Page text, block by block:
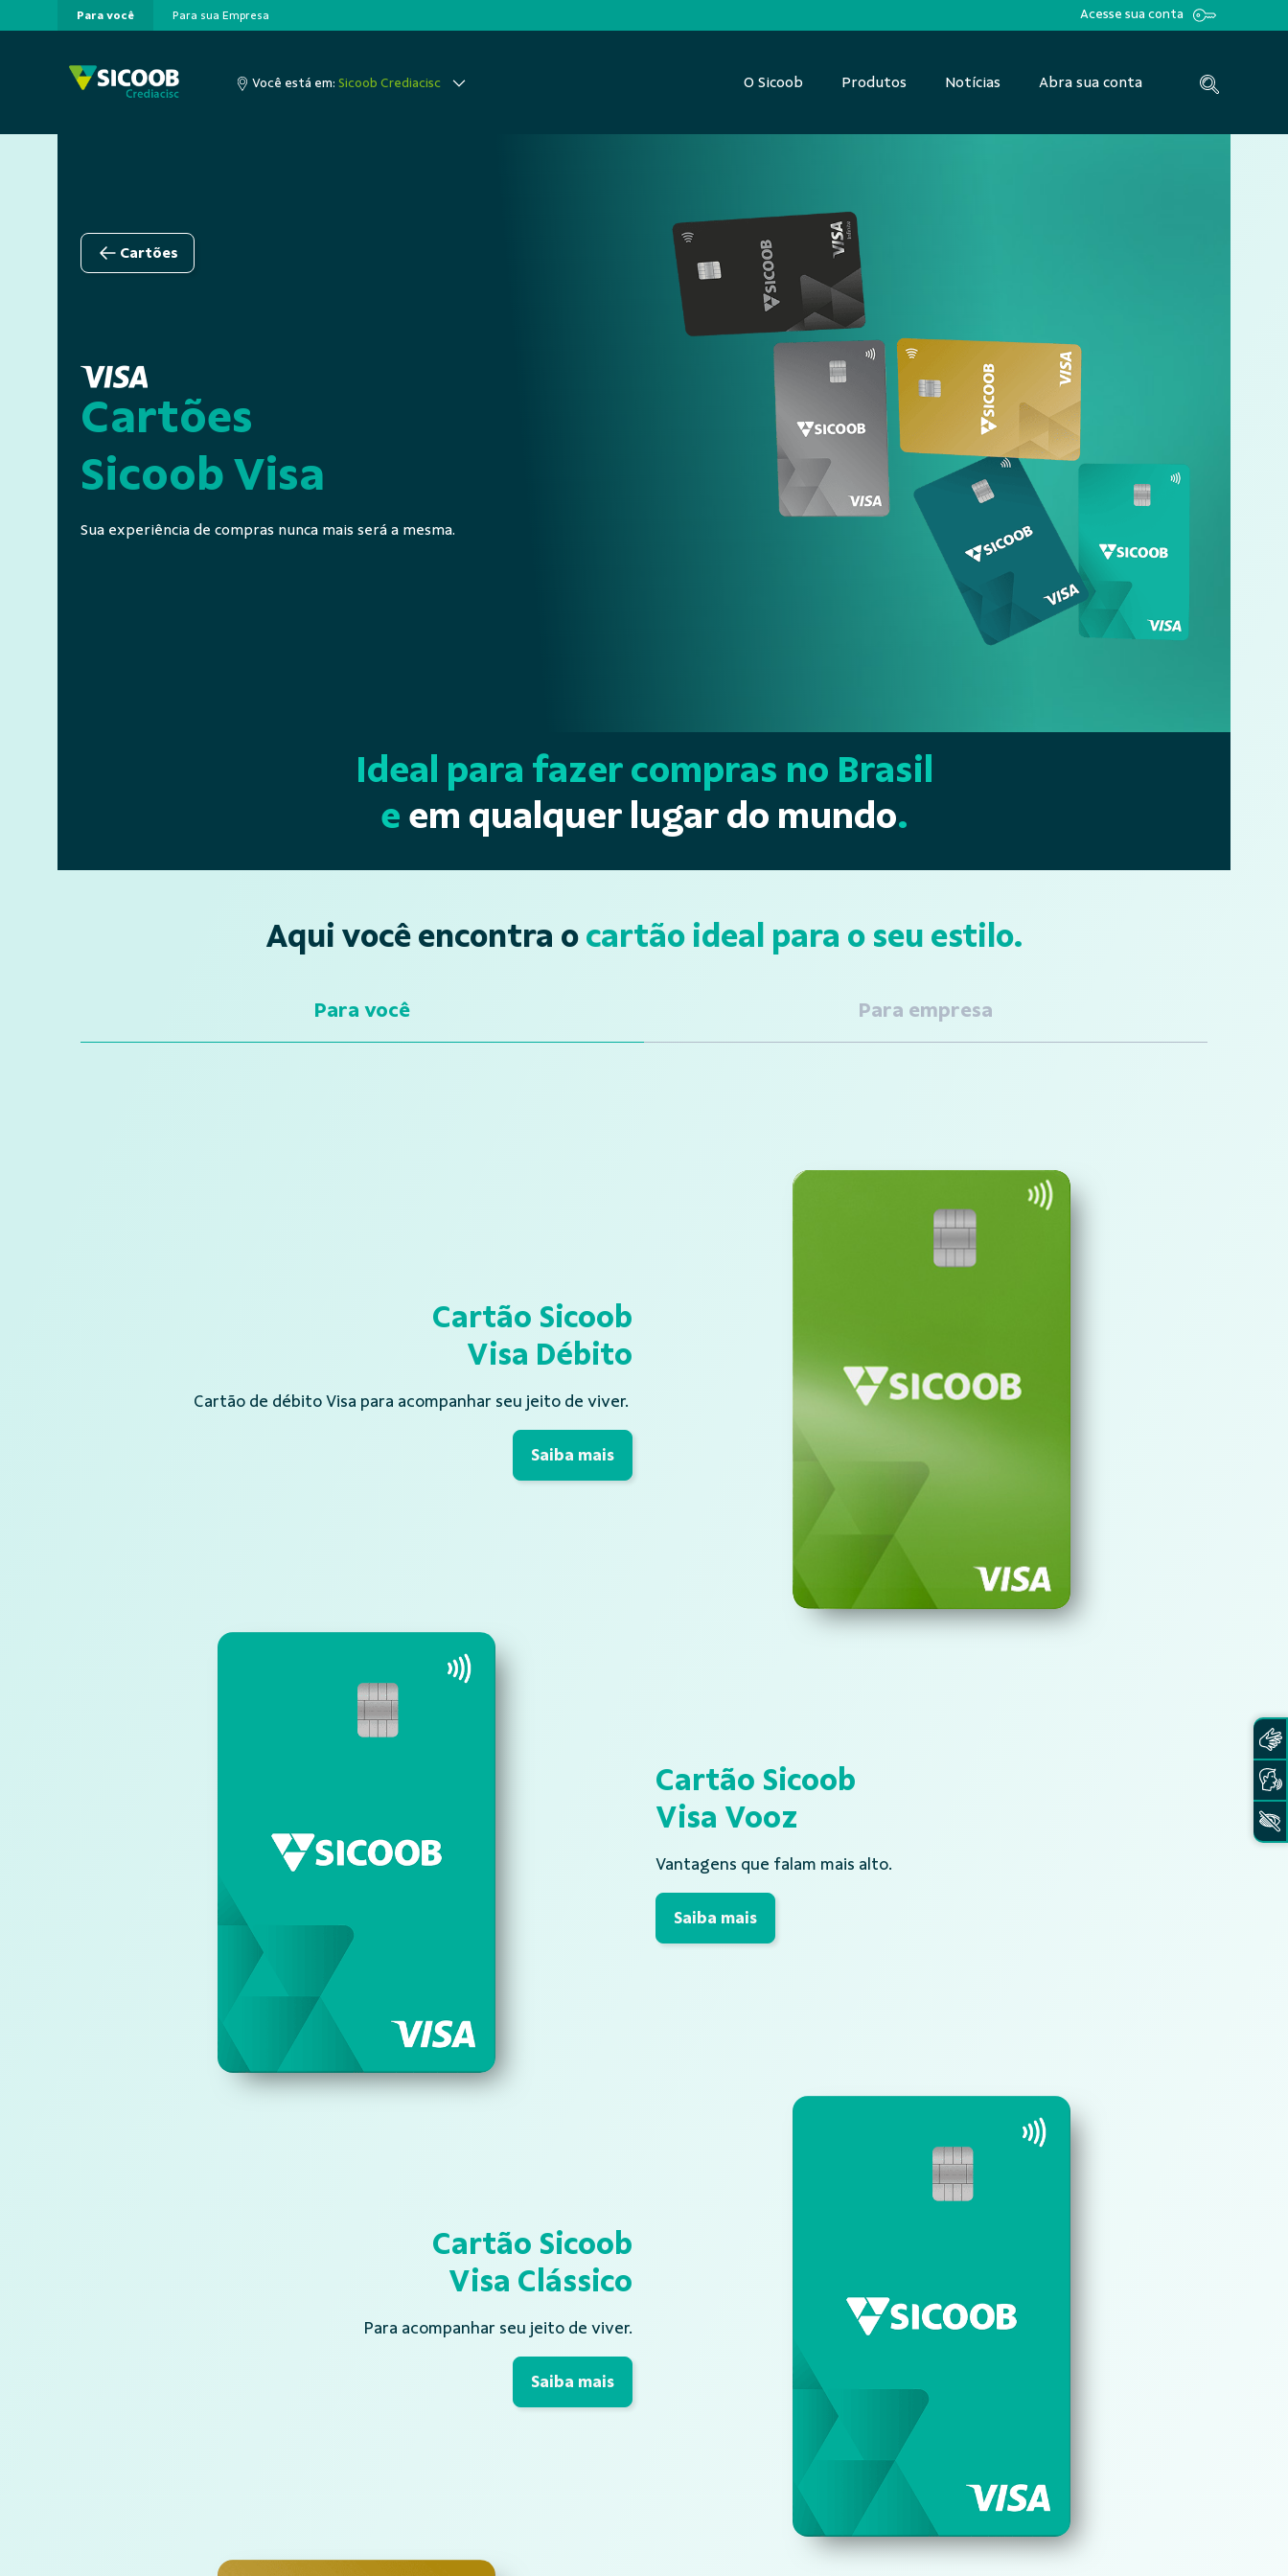
Pular para o Conteúdo principal
Para você Para sua Empresa Acesse sua conta
Você está em:Sicoob Crediacisc O Sicoob Produtos Notícias Abra sua conta
Cartões
Cartões
Sicoob Visa
Sua experiência de compras nunca mais será a mesma.
Ideal para fazer compras no Brasil
e em qualquer lugar do mundo.
Aqui você encontra o cartão ideal para o seu estilo.
Para você Para empresa
Cartão Sicoob
Visa Débito
Cartão de débito Visa para acompanhar seu jeito de viver.
Saiba mais
Cartão Sicoob
Visa Vooz
Vantagens que falam mais alto.
Saiba mais
Cartão Sicoob
Visa Clássico
Para acompanhar seu jeito de viver.
Saiba mais